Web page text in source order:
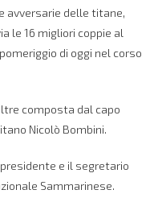
avversarie delle titane,
le 16 migliori coppie al
di oggi nel corso
composta dal capo
Nicolò Bombini.
e il segretario
Sammarinese.